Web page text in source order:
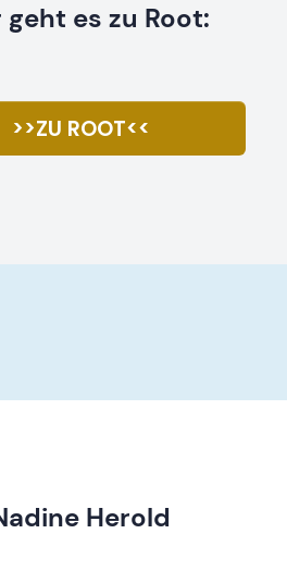
geht es zu Root:
>>ZU ROOT<<
Herold